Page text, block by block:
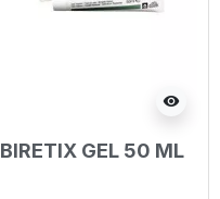
visibility
BIRETIX GEL 50 ML